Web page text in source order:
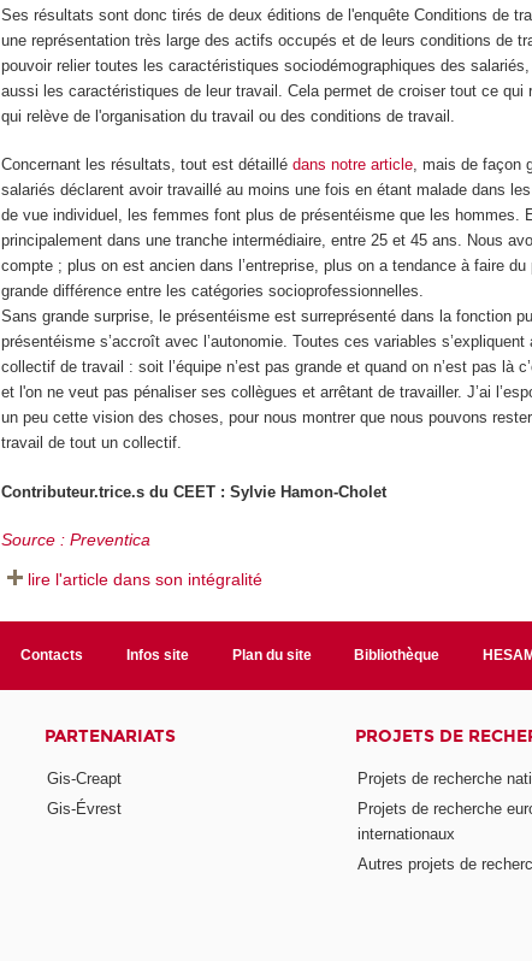
Ses résultats sont donc tirés de deux éditions de l'enquête Conditions de
une représentation très large des actifs occupés et de leurs conditions de
pouvoir relier toutes les caractéristiques sociodémographiques des
aussi les caractéristiques de leur travail. Cela permet de croiser tout ce
qui relève de l'organisation du travail ou des conditions de travail.
Concernant les résultats, tout est détaillédans notre article, mais de façon
salariés déclarent avoir travaillé au moins une fois en étant malade dans
de vue individuel, les femmes font plus de présentéisme que les hommes.
principalement dans une tranche intermédiaire, entre 25 et 45 ans. Nous
compte ; plus on est ancien dans l’entreprise, plus on a tendance à faire
grande différence entre les catégories socioprofessionnelles.
Sans grande surprise, le présentéisme est surreprésenté dans la fonction
présentéisme s’accroît avec l’autonomie. Toutes ces variables
collectif de travail : soit l’équipe n’est pas grande et quand on n’est pas là
et l'on ne veut pas pénaliser ses collègues et arrêtant de travailler. J’ai
un peu cette vision des choses, pour nous montrer que nous pouvons
travail de tout un collectif.
Contributeur.trice.s du CEET : Sylvie Hamon-Cholet
Source : Preventica
lire l'article dans son intégralité
Contacts Infos site Plan du site Bibliothèque
PARTENARIATS
Gis-Creapt
Gis-Évrest
PROJETS DE
Projets de recherche
Projets de recherche
internationaux
Autres projets de